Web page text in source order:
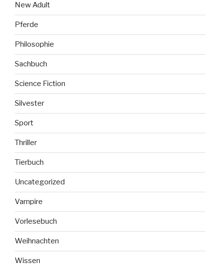
New Adult
Pferde
Philosophie
Sachbuch
Science Fiction
Silvester
Sport
Thriller
Tierbuch
Uncategorized
Vampire
Vorlesebuch
Weihnachten
Wissen